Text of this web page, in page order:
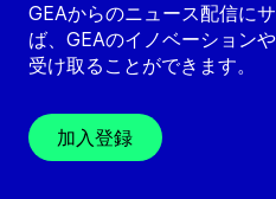
GEAからのニュース配信に
ば、GEAのイノベーション
受け取ることができます。
加入登録